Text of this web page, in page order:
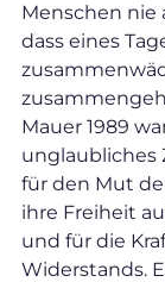
Menschen nie
dass eines
Mauer 1989
unglaubliches
für den Mut
ihre Freiheit
und für die
Widerstands.